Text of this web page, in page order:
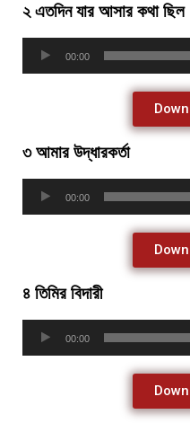
২ এতদিন যার আসার কথা ছিল
00:00
৩ আমার উদ্ধারকর্তা
00:00
৪ তিমির বিদারী
00:00